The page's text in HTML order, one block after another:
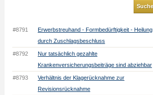
#8791
Erwerbstreuhand - Formbedürftigkeit - Heilung
durch Zuschlagsbeschluss
#8792
Nur tatsächlich gezahlte
Krankenversicherungsbeiträge sind abziehbar
#8793
Verhältnis der Klagerücknahme zur
Revisionsrücknahme